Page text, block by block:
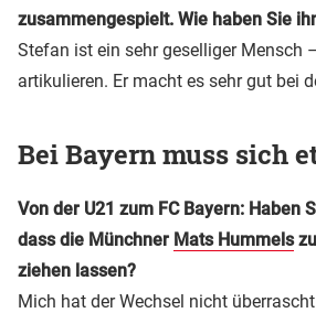
zusammengespielt. Wie haben Sie
Stefan ist ein sehr geselliger Mensch
artikulieren. Er macht es sehr gut bei
Bei Bayern muss sich
Von der U21 zum FC Bayern: Haben
dass die Münchner Mats Hummelszu
ziehen lassen?
Mich hat der Wechsel nicht